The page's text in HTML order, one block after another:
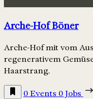
Arche-Hof Böner
Arche-Hof mit vom
regenerativem
Haarstrang.
0 Events 0 Jobs